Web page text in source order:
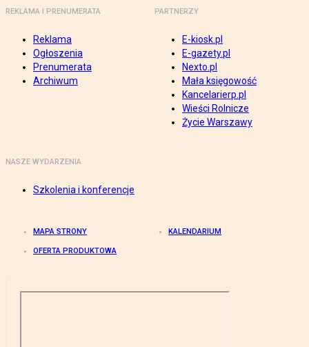
REKLAMA I PRENUMERATA
Reklama
Ogłoszenia
Prenumerata
Archiwum
PARTNERZY
E-kiosk.pl
E-gazety.pl
Nexto.pl
Mała księgowość
Kancelarierp.pl
Wieści Rolnicze
Życie Warszawy
NASZE WYDARZENIA
Szkolenia i konferencje
MAPA STRONY KALENDARIUM
OFERTA PRODUKTOWA